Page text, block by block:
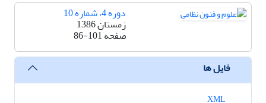
دوره 4، شماره 10
زمستان 1386
صفحه86-101
فایل ها